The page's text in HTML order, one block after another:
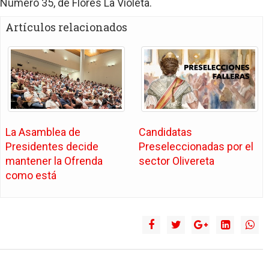
Número 35, de Flores La Violeta.
Artículos relacionados
La Asamblea de
Presidentes decide
mantener la Ofrenda
como está
Candidatas
Preseleccionadas por el
sector Olivereta